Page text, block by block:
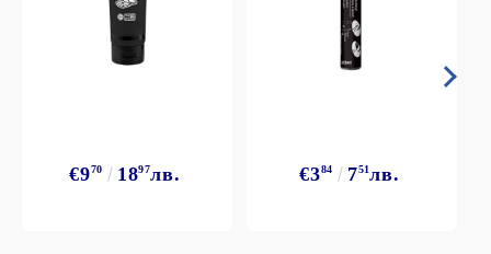
€970 1897лв. €384 751лв.